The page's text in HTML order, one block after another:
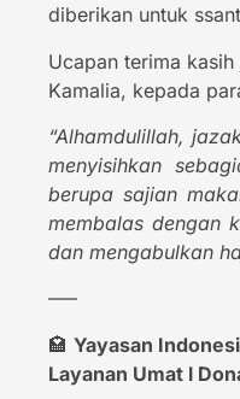
diberikan untuk
Ucapan terima
Kamalia, kepada
“Alhamdulillah,
menyisihkan
berupa sajian
membalas dengan
dan mengabulkan
—–
🏩 Yayasan
Layanan Umat l